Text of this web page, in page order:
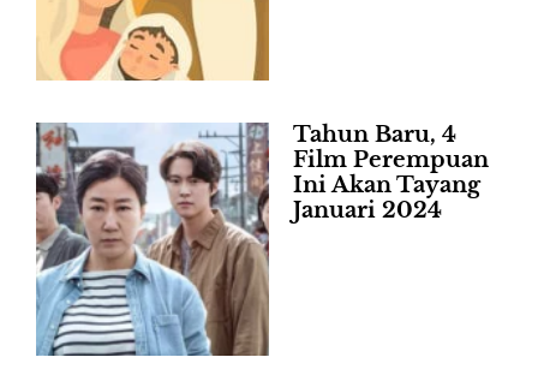
Tahun Baru, 4
Film Perempuan
Ini Akan Tayang
Januari 2024